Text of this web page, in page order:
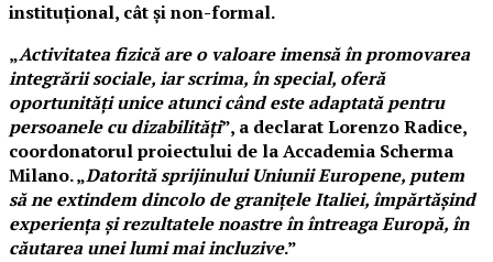
instituțional, cât și non-formal.
„Activitatea fizică are o valoare imensă în promovarea
integrării sociale, iar scrima, în special, oferă
oportunități unice atunci când este adaptată pentru
persoanele cu dizabilități”, a declarat Lorenzo Radice,
coordonatorul proiectului de la Accademia Scherma
Milano. „Datorită sprijinului Uniunii Europene, putem
să ne extindem dincolo de granițele Italiei, împărtășind
experiența și rezultatele noastre în întreaga Europă, în
căutarea unei lumi mai incluzive.”